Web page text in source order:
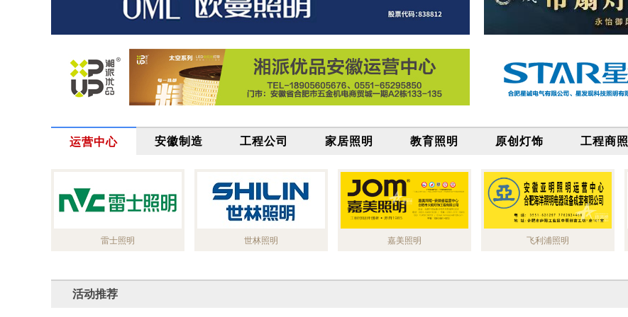
运营中心 安徽制造 工程公司 家居照明 教育照明 原创灯饰 工程商照
雷士照明 世林照明 嘉美照明 飞利浦照明
活动推荐